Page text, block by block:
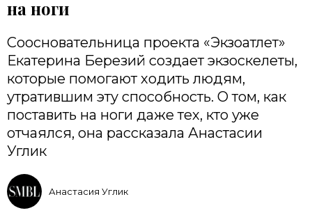
на ноги
Соосновательница проекта «Экзоатлет»
Екатерина Березий создает экзоскелеты,
которые помогают ходить людям,
утратившим эту способность. О том, как
поставить на ноги даже тех, кто уже
отчаялся, она рассказала Анастасии
Углик
Анастасия Углик